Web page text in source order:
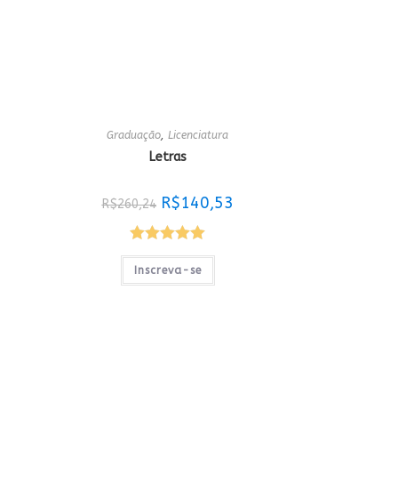
Graduação, Licenciatura
Letras
R$260,24 O
preço
original
era:
R$140,53
Avaliação
5.00de 5
Inscreva-se